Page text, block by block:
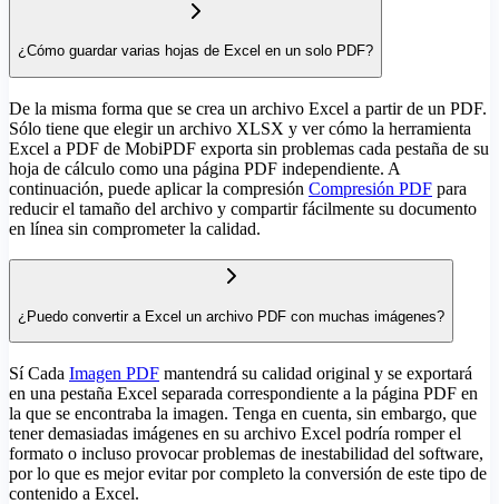
¿Cómo guardar varias hojas de Excel en un solo PDF?
De la misma forma que se crea un archivo Excel a partir de un PDF.
Sólo tiene que elegir un archivo XLSX y ver cómo la herramienta
Excel a PDF de MobiPDF exporta sin problemas cada pestaña de su
hoja de cálculo como una página PDF independiente. A
continuación, puede aplicar la compresión Compresión PDF para
reducir el tamaño del archivo y compartir fácilmente su documento
en línea sin comprometer la calidad.
¿Puedo convertir a Excel un archivo PDF con muchas imágenes?
Sí Cada Imagen PDF mantendrá su calidad original y se exportará
en una pestaña Excel separada correspondiente a la página PDF en
la que se encontraba la imagen. Tenga en cuenta, sin embargo, que
tener demasiadas imágenes en su archivo Excel podría romper el
formato o incluso provocar problemas de inestabilidad del software,
por lo que es mejor evitar por completo la conversión de este tipo de
contenido a Excel.